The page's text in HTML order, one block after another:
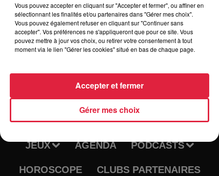
TRAQUEURS D'EMPLOI CASTING
JEUX AGENDA PODCASTS
HOROSCOPE CLUBS PARTENAIRES
Vous pouvez accepter en cliquant sur "Accepter et fermer", ou affiner en
sélectionnant les finalités et/ou partenaires dans "Gérer mes choix".
Vous pouvez également refuser en cliquant sur "Continuer sans
accepter". Vos préférences ne s'appliqueront que pour ce site. Vous
pouvez mettre à jour vos choix, ou retirer votre consentement à tout
moment via le lien "Gérer les cookies" situé en bas de chaque page.
Gérer mes choix
Accepter et fermer